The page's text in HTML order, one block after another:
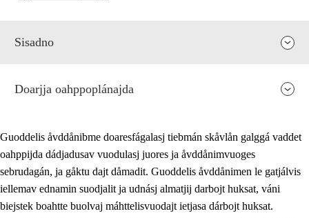
Sisadno
Doarjja oahppoplánajda
Guoddelis åvddånibme doaresfágalasj tiebmán skåvlån galggá vaddet
oahppijda dádjadusav vuodulasj juores ja åvddånimvuoges
sebrudagán, ja gåktu dajt dåmadit. Guoddelis åvddånimen le gatjálvis
iellemav ednamin suodjalit ja udnásj almatjij darbojt huksat, váni
biejstek boahtte buolvaj máhttelisvuodajt ietjasa dárbojt huksat.